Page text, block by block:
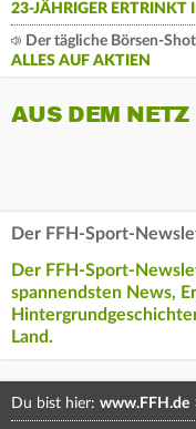
23-JÄHRIGER ERTRINKT
Der tägliche Börsen-Shot
ALLES AUF AKTIEN
AUS DEM NETZ
Der FFH-Sport-
Der FFH-Sport-
spannendsten News,
Land.
Du bist hier: www.FFH.de